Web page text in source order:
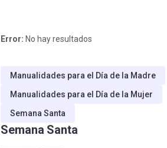
Error: No hay resultados
Manualidades para el Día de la Madre
Manualidades para el Día de la Mujer
Semana Santa
Semana Santa